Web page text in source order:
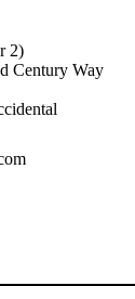
2)
Century Way